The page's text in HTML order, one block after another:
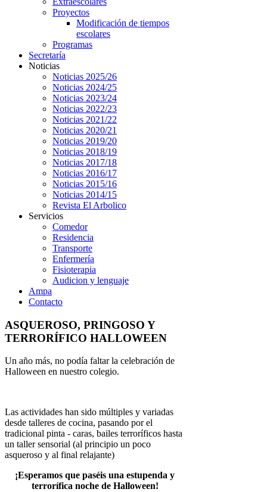
Proyectos
Modificación de tiempos
escolares
Programas
Secretaría
Noticias
Noticias 2025/26
Noticias 2024/25
Noticias 2023/24
Noticias 2022/23
Noticias 2021/22
Noticias 2020/21
Noticias 2019/20
Noticias 2018/19
Noticias 2017/18
Noticias 2016/17
Noticias 2015/16
Noticias 2014/15
Revista El Arbolico
Servicios
Comedor
Residencia
Transporte
Enfermería
Fisioterapia
Audicion y lenguaje
Ampa
Contacto
ASQUEROSO, PRINGOSO Y
TERRORÍFICO HALLOWEEN
Un año más, no podía faltar la celebración de
Halloween en nuestro colegio.
Las actividades han sido múltiples y variadas
desde talleres de cocina, pasando por el
tradicional pinta - caras, bailes terroríficos hasta
un taller sensorial (al principio un poco
asqueroso y al final relajante)
¡Esperamos que paséis una estupenda y
terrorífica noche de Halloween!